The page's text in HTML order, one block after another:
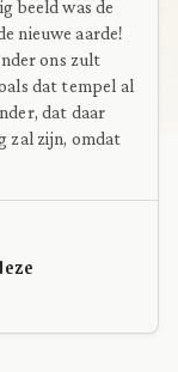
beeld was de
nieuwe aarde!
ons zult
dat tempel al
dat daar
zal zijn, omdat